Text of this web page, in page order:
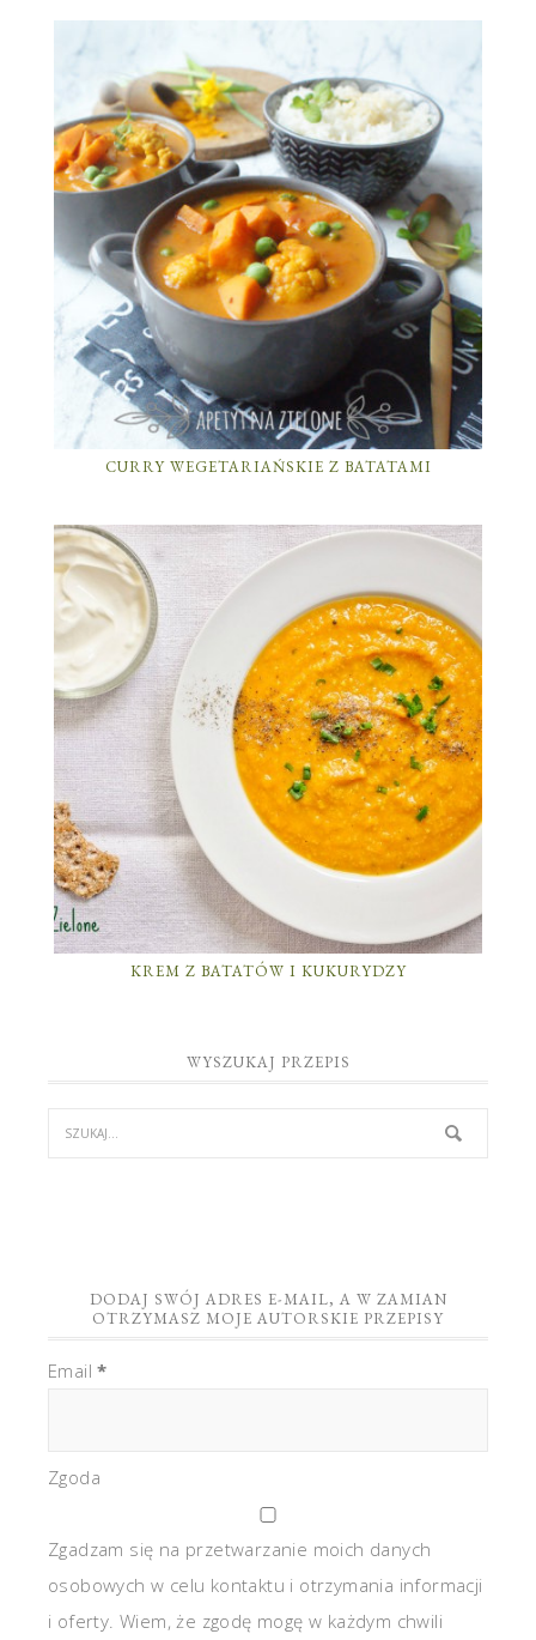
CURRY WEGETARIAŃSKIE Z BATATAMI
KREM Z BATATÓW I KUKURYDZY
WYSZUKAJ PRZEPIS
DODAJ SWÓJ ADRES E-MAIL, A W ZAMIAN
OTRZYMASZ MOJE AUTORSKIE PRZEPISY
Email*
Zgoda
Zgadzam się na przetwarzanie moich danych
osobowych w celu kontaktu i otrzymania informacji
i oferty. Wiem, że zgodę mogę w każdym chwili